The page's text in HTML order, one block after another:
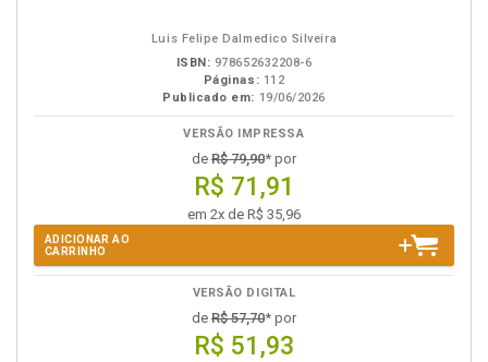
Luis Felipe Dalmedico Silveira
ISBN: 978652632208-6
Páginas: 112
Publicado em: 19/06/2026
VERSÃO IMPRESSA
de R$ 79,90* por
R$ 71,91
em 2x de R$ 35,96
ADICIONAR AO
CARRINHO
VERSÃO DIGITAL
de R$ 57,70* por
R$ 51,93